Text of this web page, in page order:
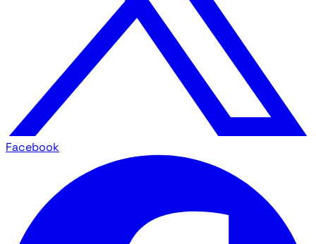
Facebook